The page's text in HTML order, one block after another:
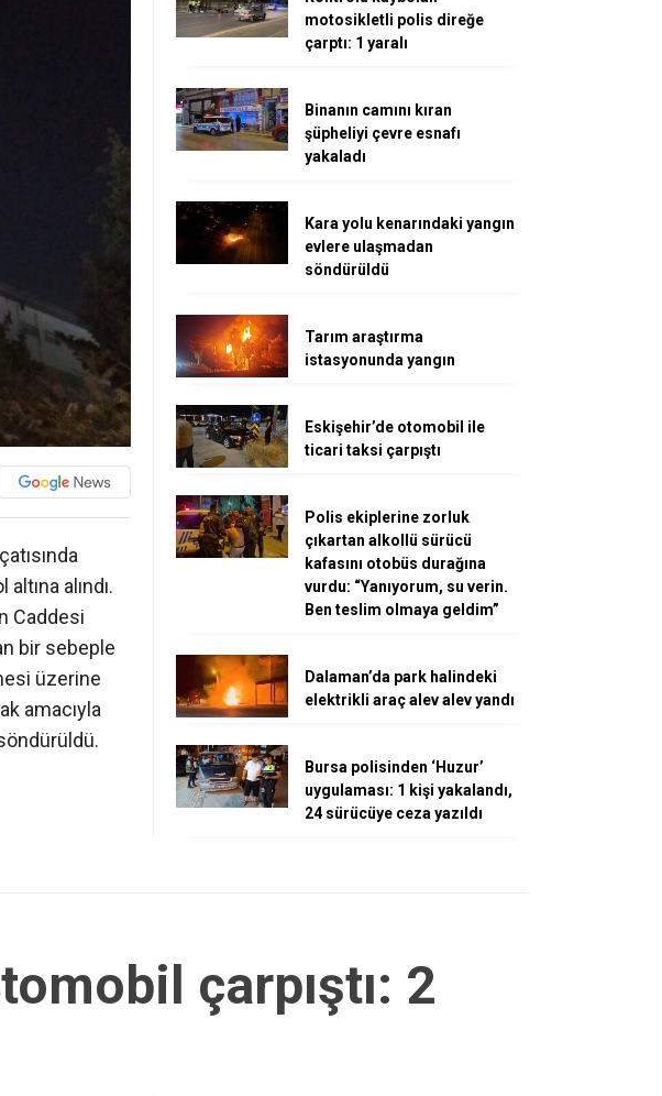
alındı.
Caddesi
bir sebeple
üzerine
amacıyla
motosikletli polis direğe
çarptı: 1 yaralı
Binanın camını kıran
şüpheliyi çevre esnafı
yakaladı
Kara yolu kenarındaki yangın
evlere ulaşmadan
söndürüldü
Tarım araştırma
istasyonunda yangın
Eskişehir’de otomobil ile
ticari taksi çarpıştı
Polis ekiplerine zorluk
çıkartan alkollü sürücü
kafasını otobüs durağına
vurdu: “Yanıyorum, su verin.
Ben teslim olmaya geldim”
Dalaman’da park halindeki
elektrikli araç alev alev yandı
Bursa polisinden ‘Huzur’
uygulaması: 1 kişi yakalandı,
24 sürücüye ceza yazıldı
çarpıştı: 2